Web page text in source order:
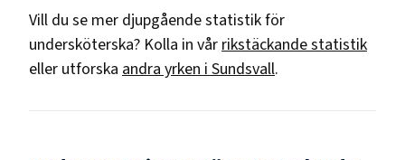
Vill du se mer djupgående statistik för
undersköterska? Kolla in vår rikstäckande statistik
eller utforska andra yrken i Sundsvall.